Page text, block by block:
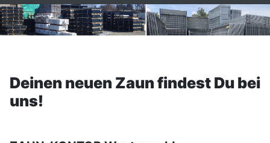
Deinen neuen Zaun findest Du bei
uns!